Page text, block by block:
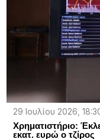
29 Ιουλίου 2026,
Χρηματιστήριο:
εκατ. ευρώ ο τζίρος